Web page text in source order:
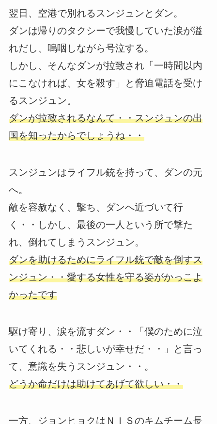
翌日、空港で別れるスンジュンとダン。
ダンは帰りのタクシーで我慢していた涙が溢
れだし、嗚咽しながら号泣する。
しかし、そんなダンが拉致され「一時間以内
にこなければ、女を殺す」と脅迫電話を受け
るスンジュン。
ダンが拉致されるなんて・・スンジュンの出
国を知ったからでしょうね・・
スンジュンはライフル銃を持って、ダンの元
へ。
敵を容赦なく、撃ち、ダンへ近づいて行
く・・しかし、最後の一人という所で撃た
れ、倒れてしまうスンジュン。
ダンを助けるためにライフル銃で敵を倒すス
ンジュン・・愛する女性を守る姿がかっこよ
かったです
駆け寄り、涙を流すダン・・「僕のために泣
いてくれる・・悲しいが幸せだ・・」と言っ
て、意識を失うスンジュン・・。
どうか命だけは助けてあげて欲しい・・
一方、ジョンヒョクはＮＩＳのキムチーム長